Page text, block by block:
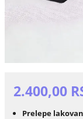
2.400,00
Prelepe